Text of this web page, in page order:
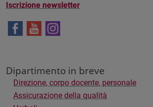
Iscrizione newsletter
Dipartimento in breve
Direzione, corpo docente, personale
Assicurazione della qualità